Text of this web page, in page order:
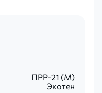
ПРР-21 (М)
Экотен